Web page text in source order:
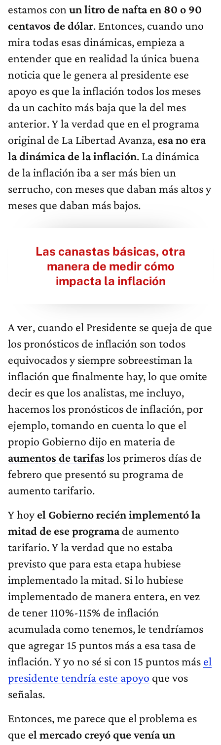
estamos con un litro de nafta en 80 o 90
centavos de dólar. Entonces, cuando uno
mira todas esas dinámicas, empieza a
entender que en realidad la única buena
noticia que le genera al presidente ese
apoyo es que la inflación todos los meses
da un cachito más baja que la del mes
anterior. Y la verdad que en el programa
original de La Libertad Avanza, esa no era
la dinámica de la inflación. La dinámica
de la inflación iba a ser más bien un
serrucho, con meses que daban más altos y
meses que daban más bajos.
Las canastas básicas, otra
manera de medir cómo
impacta la inflación
A ver, cuando el Presidente se queja de que
los pronósticos de inflación son todos
equivocados y siempre sobreestiman la
inflación que finalmente hay, lo que omite
decir es que los analistas, me incluyo,
hacemos los pronósticos de inflación, por
ejemplo, tomando en cuenta lo que el
propio Gobierno dijo en materia de
aumentos de tarifas los primeros días de
febrero que presentó su programa de
aumento tarifario.
Y hoyel Gobierno recién implementó la
mitad de ese programade aumento
tarifario. Y la verdad que no estaba
previsto que para esta etapa hubiese
implementado la mitad. Si lo hubiese
implementado de manera entera, en vez
de tener 110%-115% de inflación
acumulada como tenemos, le tendríamos
que agregar 15 puntos más a esa tasa de
inflación. Y yo no sé si con 15 puntos más el
presidente tendría este apoyo que vos
señalas.
Entonces, me parece que el problema es
que el mercado creyó que venía un